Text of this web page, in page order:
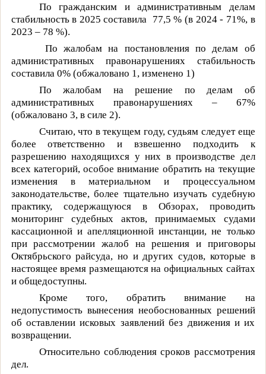
По гражданским и административным делам
стабильность в 2025 составила
77,5 % (в 2024 - 71%, в
2023 – 78 %).
По жалобам на постановления по делам об
административных правонарушениях стабильность
составила 0% (обжаловано 1, изменено 1)
По жалобам на решение по делам об
административных правонарушениях – 67%
(обжаловано 3, в силе 2).
Считаю, что в текущем году, судьям следует еще
более ответственно и взвешенно подходить к
разрешению находящихся у них в производстве дел
всех категорий, особое внимание обратить на текущие
изменения в материальном и процессуальном
законодательстве, более тщательно изучать судебную
практику, содержащуюся в Обзорах, проводить
мониторинг судебных актов, принимаемых судами
кассационной и апелляционной инстанции, не только
при рассмотрении жалоб на решения и приговоры
Октябрьского райсуда, но и других судов, которые в
настоящее время размещаются на официальных сайтах
и общедоступны.
Кроме того, обратить внимание на
недопустимость вынесения необоснованных решений
об оставлении исковых заявлений без движения и их
возвращении.
Относительно соблюдения сроков рассмотрения
дел.